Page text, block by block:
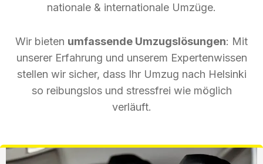
nationale & internationale Umzüge.
Wir bieten umfassende Umzugslösungen: Mit
unserer Erfahrung und unserem Expertenwissen
stellen wir sicher, dass Ihr Umzug nach Helsinki
so reibungslos und stressfrei wie möglich
verläuft.